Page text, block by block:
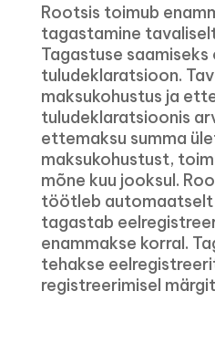
Rootsis toimub
tagastamine
Tagastuse
tuludeklaratsioon.
maksukohustus ja
tuludeklaratsioonis
ettemaksu summa
maksukohustust,
mõne kuu jooksul.
töötleb automaatselt
tagastab
enammakse korral.
tehakse
registreerimisel